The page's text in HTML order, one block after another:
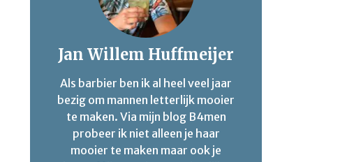
Jan Willem Huffmeijer
Als barbier ben ik al heel veel jaar
bezig om mannen letterlijk mooier
te maken. Via mijn blog B4men
probeer ik niet alleen je haar
mooier te maken maar ook je